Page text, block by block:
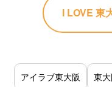
I LOVE 東
アイラブ東大阪 東